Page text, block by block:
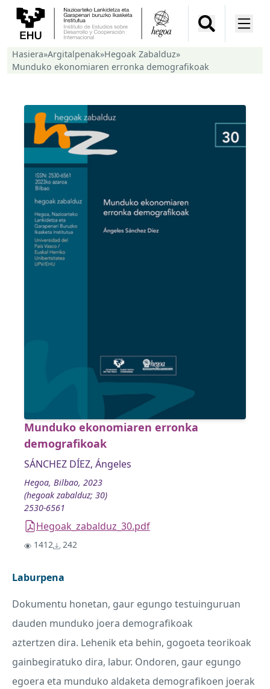
Hasiera»Argitalpenak»Hegoak Zabalduz»
Munduko ekonomiaren erronka demografikoak
Munduko ekonomiaren erronka
demografikoak
SÁNCHEZ DÍEZ, Ángeles
Hegoa, Bilbao, 2023
(hegoak zabalduz; 30)
2530-6561
Hegoak_zabalduz_30.pdf
1412 242
Laburpena
Dokumentu honetan, gaur egungo testuinguruan
dauden munduko joera demografikoak
aztertzen dira. Lehenik eta behin, gogoeta teorikoak
gainbegiratuko dira, labur. Ondoren, gaur egungo
egoera eta munduko aldaketa demografikoen joerak